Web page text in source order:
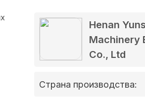
Henan
Machinery
Co., Ltd
Страна производства: